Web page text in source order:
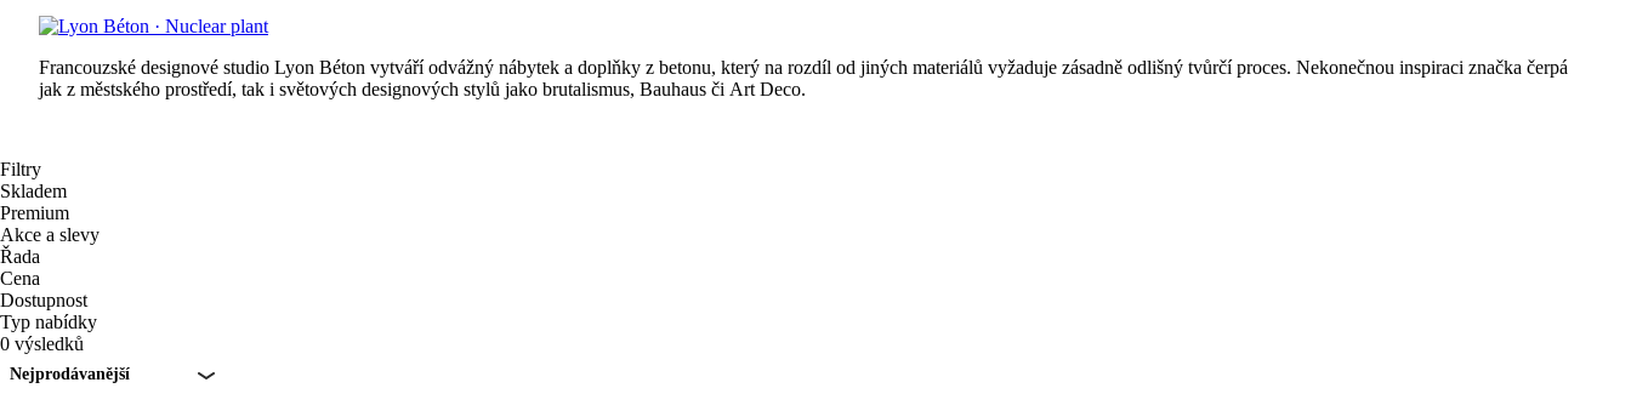
Francouzské designové studio Lyon Béton vytváří odvážný nábytek a doplňky z betonu, který na rozdíl od jiných materiálů vyžaduje zásadně odlišný tvůrčí proces. Nekonečnou inspiraci značka čerpá
jak z městského prostředí, tak i světových designových stylů jako brutalismus, Bauhaus či Art Deco.
Filtry
Skladem
Premium
Akce a slevy
Řada
Cena
Dostupnost
Typ nabídky
0 výsledků
Nejprodávanější